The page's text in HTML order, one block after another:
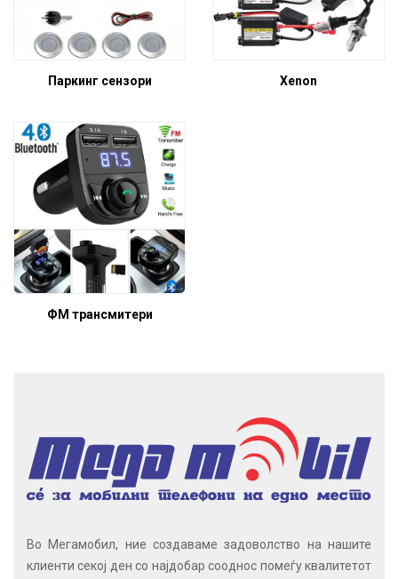
Паркинг сензори Xenon
ФМ трансмитери
Во Мегамобил, ние создаваме задоволство на нашите
клиенти секој ден со најдобар сооднос помеѓу квалитетот